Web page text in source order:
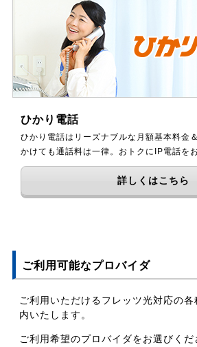
ひかり電話
ひかり電話はリーズナブルな月額基本料金
かけても通話料は一律。おトクにIP電話を
詳しくはこちら
ご利用可能なプロバイダ
ご利用いただけるフレッツ光対応の
内いたします。
ご利用希望のプロバイダをお選びくだ